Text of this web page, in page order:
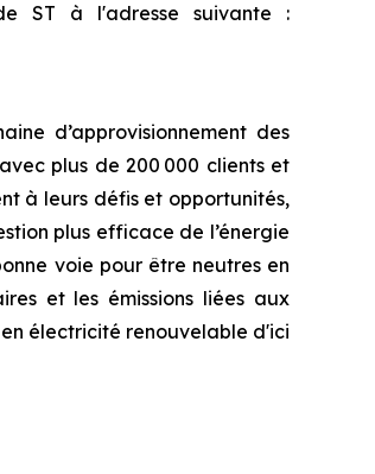
ST à l'adresse suivante :
d’approvisionnement des
plus de 200 000 clients et
à leurs défis et opportunités,
plus efficace de l’énergie
voie pour être neutres en
et les émissions liées aux
électricité renouvelable d'ici